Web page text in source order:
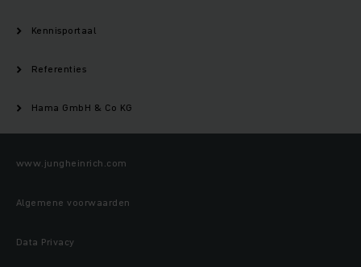
Kennisportaal
Referenties
Hama GmbH & Co KG
www.jungheinrich.com
Algemene voorwaarden
Data Privacy